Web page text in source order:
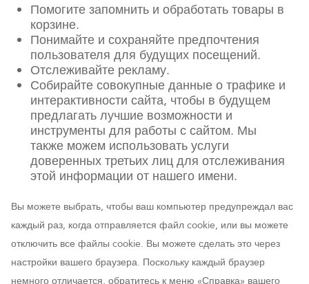
Помогите запомнить и обработать товары в
корзине.
Понимайте и сохраняйте предпочтения
пользователя для будущих посещений.
Отслеживайте рекламу.
Собирайте совокупные данные о трафике и
интерактивности сайта, чтобы в будущем
предлагать лучшие возможности и
инструменты для работы с сайтом. Мы
также можем использовать услуги
доверенных третьих лиц для отслеживания
этой информации от нашего имени.
Вы можете выбрать, чтобы ваш компьютер предупреждал вас
каждый раз, когда отправляется файл cookie, или вы можете
отключить все файлы cookie. Вы можете сделать это через
настройки вашего браузера. Поскольку каждый браузер
немного отличается, обратитесь к меню «Справка» вашего